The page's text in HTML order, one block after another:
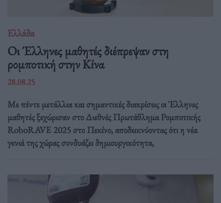
Ελλάδα
Οι Έλληνες μαθητές διέπρεψαν στη
ρομποτική στην Κίνα
28.08.25
Με πέντε μετάλλια και σημαντικές διακρίσεις οι Έλληνες
μαθητές ξεχώρισαν στο Διεθνές Πρωτάθλημα Ρομποτικής
RoboRAVE 2025 στο Πεκίνο, αποδεικνύοντας ότι η νέα
γενιά της χώρας συνδυάζει δημιουργικότητα,